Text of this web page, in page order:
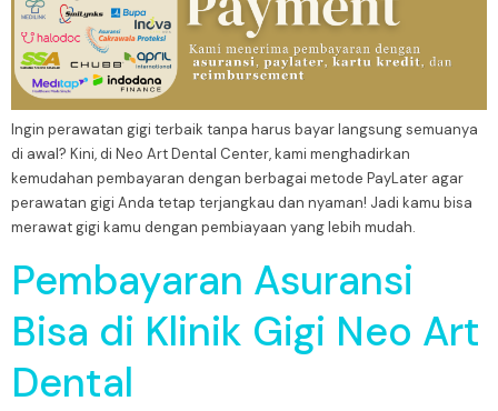
Ingin perawatan gigi terbaik tanpa harus bayar langsung semuanya
di awal? Kini, di Neo Art Dental Center, kami menghadirkan
kemudahan pembayaran dengan berbagai metode PayLater agar
perawatan gigi Anda tetap terjangkau dan nyaman! Jadi kamu bisa
merawat gigi kamu dengan pembiayaan yang lebih mudah.
Pembayaran Asuransi
Bisa di Klinik Gigi Neo Art
Dental